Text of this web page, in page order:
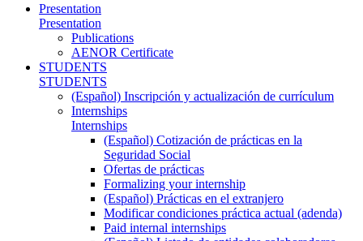
Presentation
Presentation
Publications
AENOR Certificate
STUDENTS
STUDENTS
(Español) Inscripción y actualización de currículum
Internships
Internships
(Español) Cotización de prácticas en la
Seguridad Social
Ofertas de prácticas
Formalizing your internship
(Español) Prácticas en el extranjero
Modificar condiciones práctica actual (adenda)
Paid internal internships